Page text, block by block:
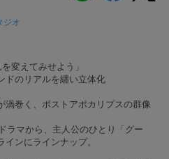
ジオ
変えてみせよう」
ドのリアルを纏い立体化
巻く、ポストアポカリプスの群像
ラマから、主人公のひとり「グー
ンにラインナップ。